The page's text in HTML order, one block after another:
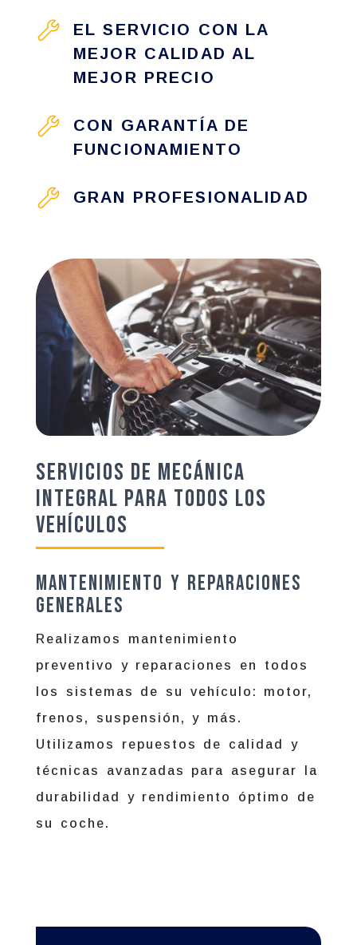
EL SERVICIO CON LA
MEJOR CALIDAD AL
MEJOR PRECIO
CON GARANTÍA DE
FUNCIONAMIENTO
GRAN PROFESIONALIDAD
Servicios de Mecánica
Integral para Todos los
Vehículos
Mantenimiento y Reparaciones
Generales
Realizamos mantenimiento
preventivo y reparaciones en todos
los sistemas de su vehículo: motor,
frenos, suspensión, y más.
Utilizamos repuestos de calidad y
técnicas avanzadas para asegurar la
durabilidad y rendimiento óptimo de
su coche.